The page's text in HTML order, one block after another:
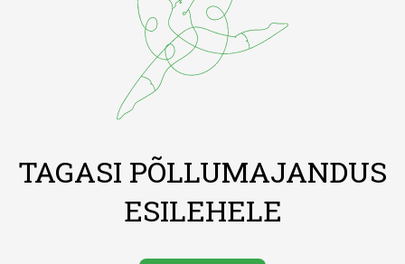
TAGASI PÕLLUMAJANDUS
ESILEHELE